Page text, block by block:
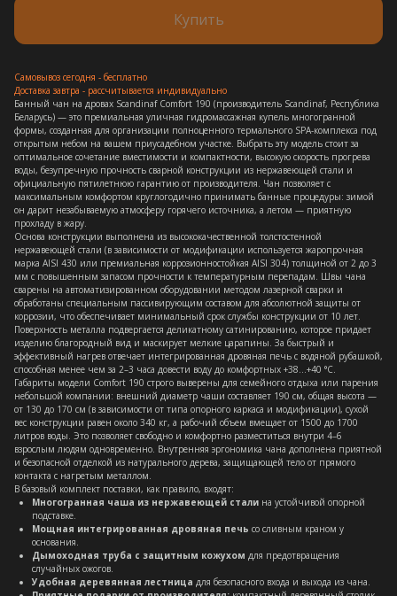
Купить
Самовывоз сегодня - бесплатно
Доставка завтра - рассчитывается индивидуально
Банный чан на дровах Scandinaf Comfort 190 (производитель Scandinaf, Республика
Беларусь) — это премиальная уличная гидромассажная купель многогранной
формы, созданная для организации полноценного термального SPA-комплекса под
открытым небом на вашем приусадебном участке. Выбрать эту модель стоит за
оптимальное сочетание вместимости и компактности, высокую скорость прогрева
воды, безупречную прочность сварной конструкции из нержавеющей стали и
официальную пятилетнюю гарантию от производителя. Чан позволяет с
максимальным комфортом круглогодично принимать банные процедуры: зимой
он дарит незабываемую атмосферу горячего источника, а летом — приятную
прохладу в жару.
Основа конструкции выполнена из высококачественной толстостенной
нержавеющей стали (в зависимости от модификации используется жаропрочная
марка AISI 430 или премиальная коррозионностойкая AISI 304) толщиной от 2 до 3
мм с повышенным запасом прочности к температурным перепадам. Швы чана
сварены на автоматизированном оборудовании методом лазерной сварки и
обработаны специальным пассивирующим составом для абсолютной защиты от
коррозии, что обеспечивает минимальный срок службы конструкции от 10 лет.
Поверхность металла подвергается деликатному сатинированию, которое придает
изделию благородный вид и маскирует мелкие царапины. За быстрый и
эффективный нагрев отвечает интегрированная дровяная печь с водяной рубашкой,
способная менее чем за 2–3 часа довести воду до комфортных +38…+40 °C.
Габариты модели Comfort 190 строго выверены для семейного отдыха или парения
небольшой компании: внешний диаметр чаши составляет 190 см, общая высота —
от 130 до 170 см (в зависимости от типа опорного каркаса и модификации), сухой
вес конструкции равен около 340 кг, а рабочий объем вмещает от 1500 до 1700
литров воды. Это позволяет свободно и комфортно разместиться внутри 4–6
взрослым людям одновременно. Внутренняя эргономика чана дополнена приятной
и безопасной отделкой из натурального дерева, защищающей тело от прямого
контакта с нагретым металлом.
В базовый комплект поставки, как правило, входят:
Многогранная чаша из нержавеющей стали на устойчивой опорной
подставке.
Мощная интегрированная дровяная печь со сливным краном у
основания.
Дымоходная труба с защитным кожухом для предотвращения
случайных ожогов.
Удобная деревянная лестница для безопасного входа и выхода из чана.